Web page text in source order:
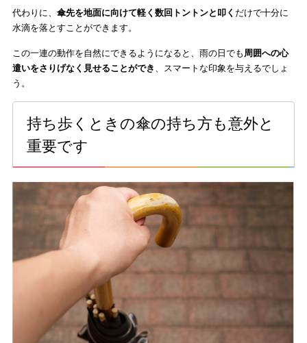
代わりに、 傘先を地面に向けて軽く数回トントンと叩く だけで十分に
水滴を落とすことができます。
この一連の動作を自然にできるようになると、雨の日でも 周囲への心
遣いをさりげなく見せることができ
、スマートな印象を与えるでしょ
う。
持ち歩くときの傘の持ち方も意外と
重要です